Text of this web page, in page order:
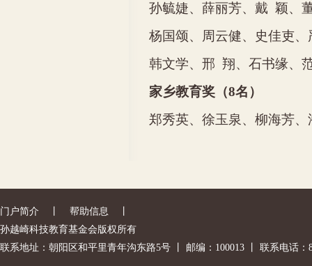
孙毓婕、薛丽芳、戴 颖、
杨国颂、周云健、史佳吏
韩文学、邢 翔、石书缘、
家乡教育奖（8名）
郑秀英、徐玉泉、柳海芳
门户简介 帮助信息
孙越崎科技教育基金会版权所有
联系地址：朝阳区和平里青年沟东路5号 丨 邮编：100013 丨 联系电话：